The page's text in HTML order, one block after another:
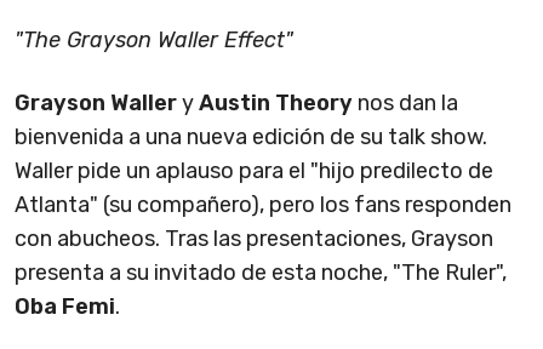
"The Grayson Waller Effect"
Grayson WalleryAustin Theory nos dan la
bienvenida a una nueva edición de su talk show.
Waller pide un aplauso para el "hijo predilecto de
Atlanta" (su compañero), pero los fans responden
con abucheos. Tras las presentaciones, Grayson
presenta a su invitado de esta noche, "The Ruler",
Oba Femi.